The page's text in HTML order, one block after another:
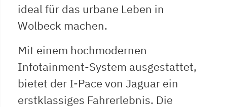
ideal für das urbane Leben in
Wolbeck machen.
Mit einem hochmodernen
Infotainment-System ausgestattet,
bietet der I-Pace von Jaguar ein
erstklassiges Fahrerlebnis. Die